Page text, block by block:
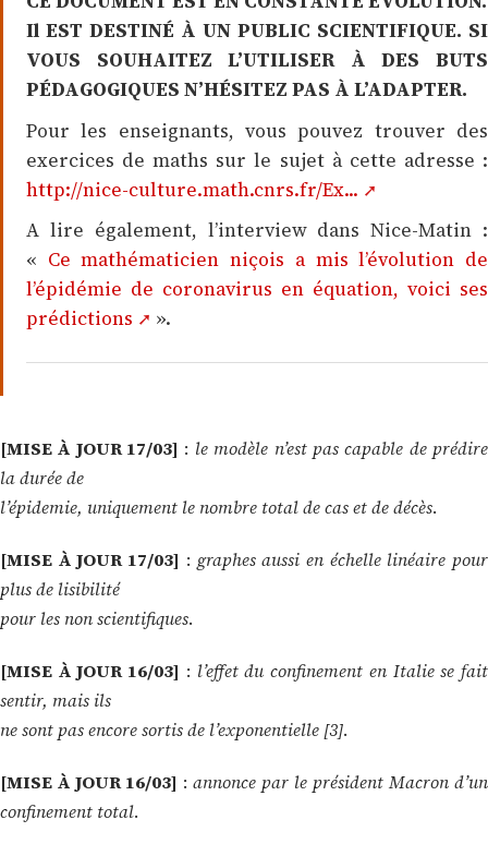
Il EST DESTINÉ À UN PUBLIC SCIENTIFIQUE. SI
VOUS SOUHAITEZ L’UTILISER À DES BUTS
PÉDAGOGIQUES N’HÉSITEZ PAS À L’ADAPTER.
Pour les enseignants, vous pouvez trouver des
exercices de maths sur le sujet à cette adresse :
http://nice-culture.math.cnrs.fr/Ex...
A lire également, l’interview dans Nice-Matin :
« Ce mathématicien niçois a mis l’évolution de
l’épidémie de coronavirus en équation, voici ses
prédictions
».
[MISE À JOUR 17/03] : le modèle n’est pas capable de prédire
la durée de
l’épidemie, uniquement le nombre total de cas et de décès.
[MISE À JOUR 17/03] : graphes aussi en échelle linéaire pour
plus de lisibilité
pour les non scientifiques.
[MISE À JOUR 16/03] : l’effet du confinement en Italie se fait
sentir, mais ils
ne sont pas encore sortis de l’exponentielle [3].
[MISE À JOUR 16/03] : annonce par le président Macron d’un
confinement total.